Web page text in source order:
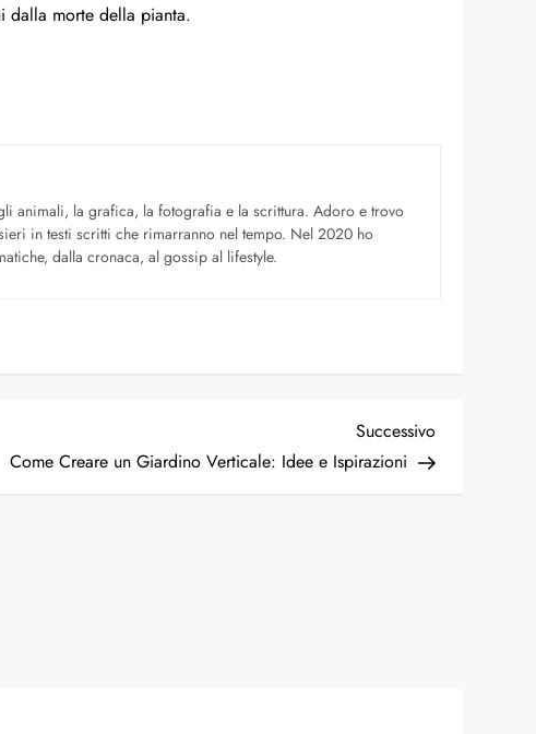
dalla morte della pianta.
animali, la grafica, la fotografia e la scrittura. Adoro e trovo
in testi scritti che rimarranno nel tempo. Nel 2020 ho
dalla cronaca, al gossip al lifestyle.
Successivo
Come Creare un Giardino Verticale: Idee e Ispirazioni